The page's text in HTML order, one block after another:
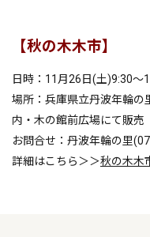
【秋の木木市】
日時：11月26日(土)9:30～
場所：兵庫県立丹波年輪
内・木の館前広場にて販売
お問合せ：丹波年輪の里
詳細はこちら＞＞秋の木木